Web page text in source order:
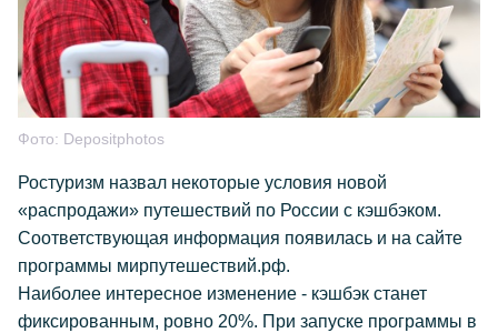
Фото: Depositphotos
Ростуризм назвал некоторые условия новой
«распродажи» путешествий по России с кэшбэком.
Соответствующая информация появилась и на сайте
программы мирпутешествий.рф.
Наиболее интересное изменение - кэшбэк станет
фиксированным, ровно 20%. При запуске программы в